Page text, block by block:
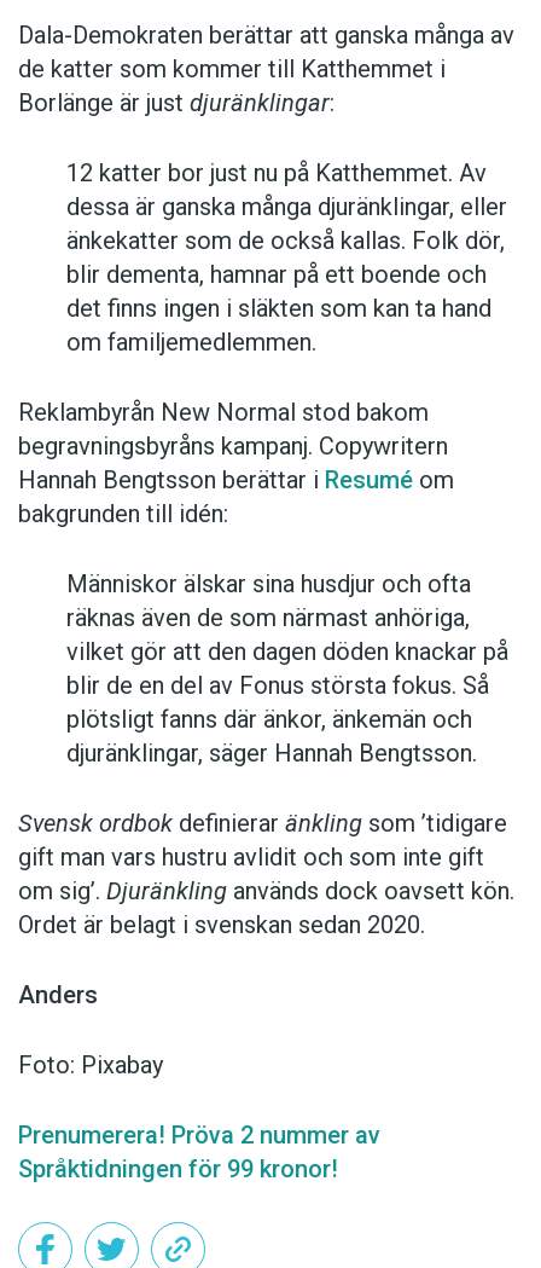
Dala-Demokraten berättar att ganska många av
de katter som kommer till Katthemmet i
Borlänge är just djuränklingar:
12 katter bor just nu på Katthemmet. Av
dessa är ganska många djuränklingar, eller
änkekatter som de också kallas. Folk dör,
blir dementa, hamnar på ett boende och
det finns ingen i släkten som kan ta hand
om familjemedlemmen.
Reklambyrån New Normal stod bakom
begravningsbyråns kampanj. Copywritern
Hannah Bengtsson berättar i Resumé om
bakgrunden till idén:
Människor älskar sina husdjur och ofta
räknas även de som närmast anhöriga,
vilket gör att den dagen döden knackar på
blir de en del av Fonus största fokus. Så
plötsligt fanns där änkor, änkemän och
djuränklingar, säger Hannah Bengtsson.
Svensk ordbok definierar änkling som ’tidigare
gift man vars hustru av­lidit och som inte gift
om sig’. Djuränkling används dock oavsett kön.
Ordet är belagt i svenskan sedan 2020.
Anders
Foto: Pixabay
Prenumerera! Pröva 2 nummer av
Språktidningen för 99 kronor!